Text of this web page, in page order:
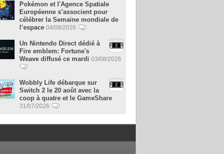
Pokémon et l'Agence Spatiale
Européenne s’associent pour
célébrer la Semaine mondiale de
l’espace 04/08/2026
Un Nintendo Direct dédié à
Fire emblem: Fortune's
Weave diffusé ce mardi 03/08/2026
Wobbly Life débarque sur
Switch 2 le 20 août avec la
coop à quatre et le GameShare
31/07/2026